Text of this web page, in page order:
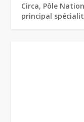
Circa, Pôle
principal